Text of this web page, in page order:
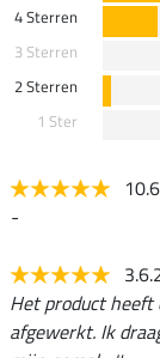
4 Sterren
3 Sterren
2 Sterren
1 Ster
-
Het product heeft
afgewerkt. Ik